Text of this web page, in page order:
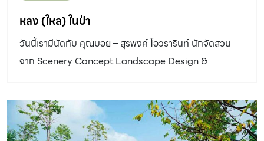
หลง (ใหล) ในป่า
วันนี้เรามีนัดกับ คุณบอย – สุรพงค์ โอวรารินท์ นักจัดสวน
จาก Scenery Concept Landscape Design &
สดชื่นของสวนในยามเช้า ประจวบเหมาะกับช่วงเวลานั้นระบบ
รดน้ำอัตโนมัติทำงานพอดี บรรยากาศรอบตัวจึงเหมือนมีฝน